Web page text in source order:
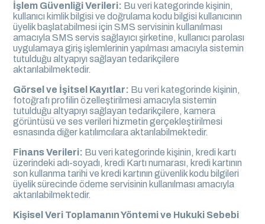
İşlem Güvenliği Verileri: Bu veri kategorinde kişinin,
kullanıcı kimlik bilgisi ve doğrulama kodu bilgisi kullanıcının
üyelik başlatabilmesi için SMS servisinin kullanılması
amacıyla SMS servis sağlayıcı şirketine, kullanıcı parolası
uygulamaya giriş işlemlerinin yapılması amacıyla sistemin
tutulduğu altyapıyı sağlayan tedarikçilere
aktarılabilmektedir.
Görsel ve İşitsel Kayıtlar: Bu veri kategorinde kişinin,
fotoğrafı profilin özelleştirilmesi amacıyla sistemin
tutulduğu altyapıyı sağlayan tedarikçilere, kamera
görüntüsü ve ses verileri hizmetin gerçekleştirilmesi
esnasında diğer katılımcılara aktarılabilmektedir.
Finans Verileri: Bu veri kategorinde kişinin, kredi kartı
üzerindeki adı-soyadı, kredi Kartı numarası, kredi kartının
son kullanma tarihi ve kredi kartının güvenlik kodu bilgileri
üyelik sürecinde ödeme servisinin kullanılması amacıyla
aktarılabilmektedir.
Kişisel Veri Toplamanın Yöntemi ve Hukuki Sebebi